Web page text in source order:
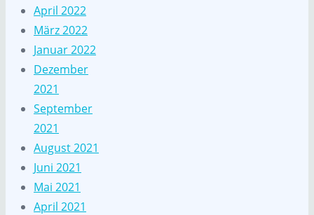
April 2022
März 2022
Januar 2022
Dezember
2021
September
2021
August 2021
Juni 2021
Mai 2021
April 2021